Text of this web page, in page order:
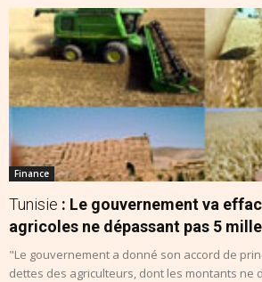
Finance
Tunisie : Le gouvernement va
agricoles ne dépassant pas 5
"Le gouvernement a donné son accord de
dettes des agriculteurs, dont les montants ne